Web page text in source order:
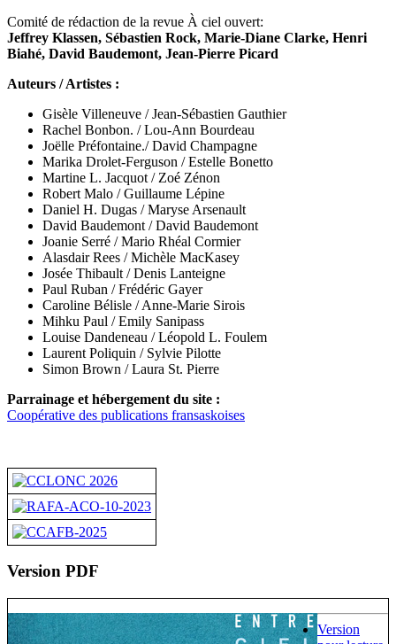
Comité de rédaction de la revue À ciel ouvert:
Jeffrey Klassen, Sébastien Rock, Marie-Diane Clarke, Henri
Biahé, David Baudemont, Jean-Pierre Picard
Auteurs / Artistes :
Gisèle Villeneuve / Jean-Sébastien Gauthier
Rachel Bonbon. / Lou-Ann Bourdeau
Joëlle Préfontaine./ David Champagne
Marika Drolet-Ferguson / Estelle Bonetto
Martine L. Jacquot / Zoé Zénon
Robert Malo / Guillaume Lépine
Daniel H. Dugas / Maryse Arsenault
David Baudemont / David Baudemont
Joanie Serré / Mario Rhéal Cormier
Alasdair Rees /Michèle MacKasey
Josée Thibault / Denis Lanteigne
Paul Ruban / Frédéric Gayer
Caroline Bélisle / Anne-Marie Sirois
Mihku Paul / Emily Sanipass
Louise Dandeneau /Léopold L. Foulem
Laurent Poliquin / Sylvie Pilotte
Simon Brown / Laura St. Pierre
Parrainage et hébergement du site :
Coopérative des publications fransaskoises
Version PDF
Version